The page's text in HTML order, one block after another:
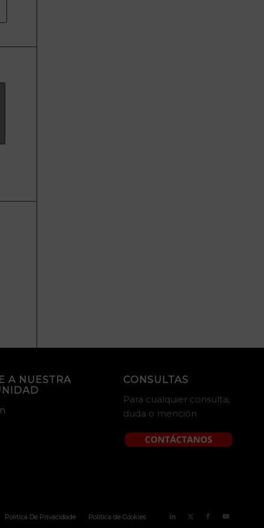
A NUESTRA
CONSULTAS
Para cualquier consulta,
duda o mención
Política De Privacidade Política de Cookies